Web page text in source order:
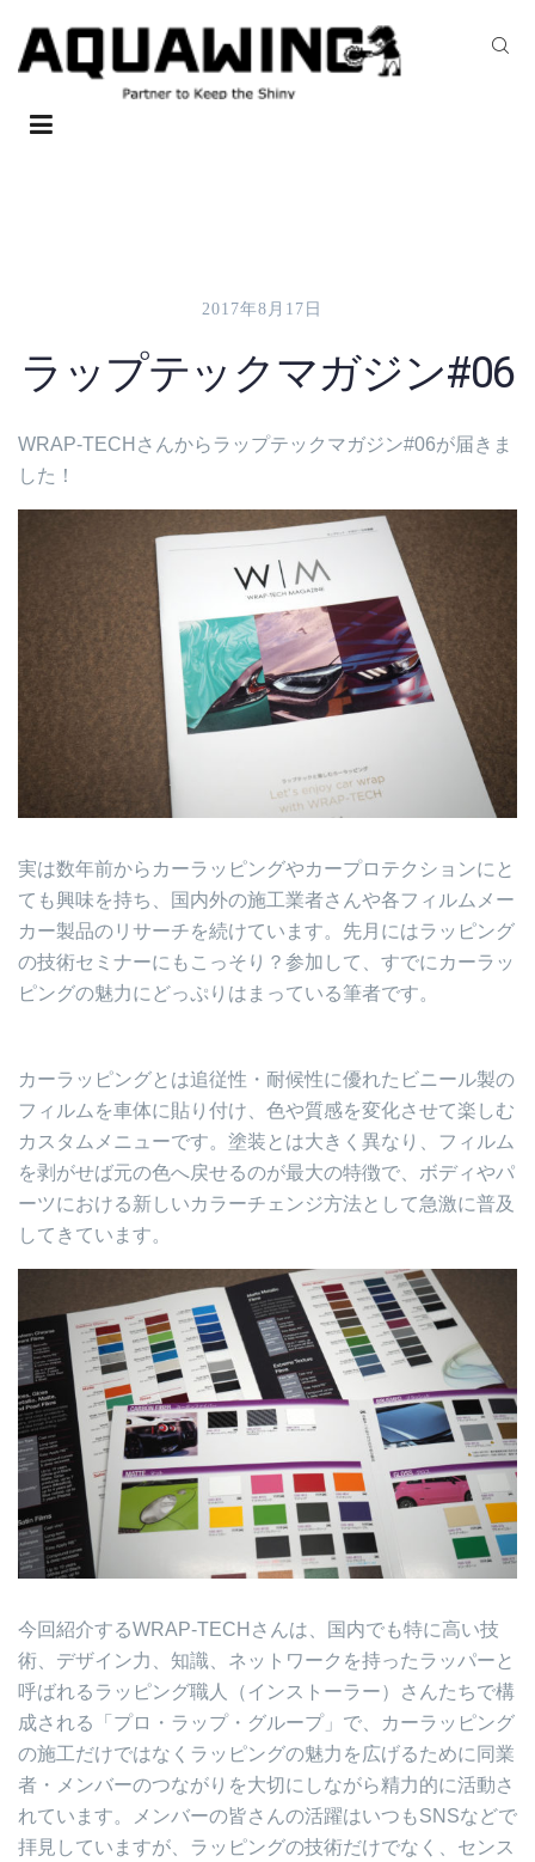
2017年8月17日
ラップテックマガジン#06
WRAP-TECHさんからラップテックマガジン#06が届きま
した！
実は数年前からカーラッピングやカープロテクションにと
ても興味を持ち、国内外の施工業者さんや各フィルムメー
カー製品のリサーチを続けています。先月にはラッピング
の技術セミナーにもこっそり？参加して、すでにカーラッ
ピングの魅力にどっぷりはまっている筆者です。
カーラッピングとは追従性・耐候性に優れたビニール製の
フィルムを車体に貼り付け、色や質感を変化させて楽しむ
カスタムメニューです。塗装とは大きく異なり、フィルム
を剥がせば元の色へ戻せるのが最大の特徴で、ボディやパ
ーツにおける新しいカラーチェンジ方法として急激に普及
してきています。
今回紹介するWRAP-TECHさんは、国内でも特に高い技
術、デザイン力、知識、ネットワークを持ったラッパーと
呼ばれるラッピング職人（インストーラー）さんたちで構
成される「プロ・ラップ・グループ」で、カーラッピング
の施工だけではなくラッピングの魅力を広げるために同業
者・メンバーのつながりを大切にしながら精力的に活動さ
れています。メンバーの皆さんの活躍はいつもSNSなどで
拝見していますが、ラッピングの技術だけでなく、センス